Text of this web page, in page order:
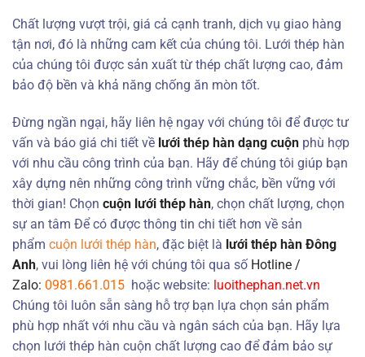
Chất lượng vượt trội, giá cả cạnh tranh, dịch vụ giao hàng
tận nơi, đó là những cam kết của chúng tôi. Lưới thép hàn
của chúng tôi được sản xuất từ thép chất lượng cao, đảm
bảo độ bền và khả năng chống ăn mòn tốt.
Đừng ngần ngại, hãy liên hệ ngay với chúng tôi để được tư
vấn và báo giá chi tiết về lưới thép hàn dạng cuộn phù hợp
với nhu cầu công trình của bạn. Hãy để chúng tôi giúp bạn
xây dựng nên những công trình vững chắc, bền vững với
thời gian! Chọn cuộn lưới thép hàn, chọn chất lượng, chọn
sự an tâm Để có được thông tin chi tiết hơn về sản
phẩm cuộn lưới thép hàn, đặc biệt là lưới thép hàn Đông
Anh, vui lòng liên hệ với chúng tôi qua số Hotline /
Zalo: 0981.661.015 hoặc website: luoithephan.net.vn
Chúng tôi luôn sẵn sàng hỗ trợ bạn lựa chọn sản phẩm
phù hợp nhất với nhu cầu và ngân sách của bạn. Hãy lựa
chọn lưới thép hàn cuộn chất lượng cao để đảm bảo sự